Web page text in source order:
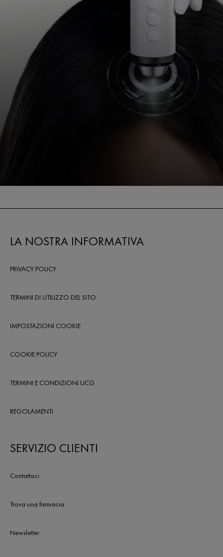
LA NOSTRA INFORMATIVA
PRIVACY POLICY
TERMINI DI UTILIZZO DEL SITO
IMPOSTAZIONI COOKIE
COOKIE POLICY
TERMINI E CONDIZIONI UCG
REGOLAMENTI
SERVIZIO CLIENTI
Contattaci
Trova una farmacia
Newsletter